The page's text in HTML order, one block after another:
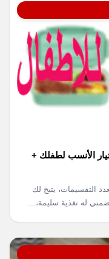
الأنسب لطفلك +
التقسيمات، يتيح لك
له تغذية سليمة،...